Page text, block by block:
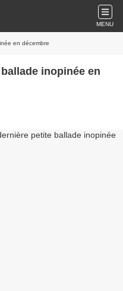
MENU
en décembre
inopinée en